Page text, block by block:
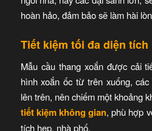
hoàn hảo, đảm bảo sẽ làm hài
Tiết kiệm tối đa diện tích
Mẫu cầu thang xoắn được cải
hình xoắn ốc từ trên xuống,
lên trên, nên chiếm một khoảng
tiết kiệm không gian, phù hợp
tích hẹp, nhà phố.